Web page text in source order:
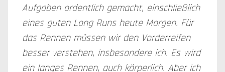
Aufgaben ordentlich gemacht, einschließlich
eines guten Long Runs heute Morgen. Für
das Rennen müssen wir den Vorderreifen
besser verstehen, insbesondere ich. Es wird
ein langes Rennen, auch körperlich. Aber ich